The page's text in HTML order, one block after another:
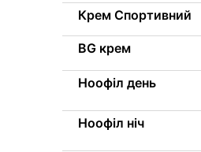
Крем Спортивний
BG крем
Ноофіл день
Ноофіл ніч